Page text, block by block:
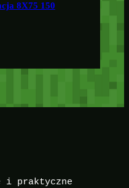
8X75 150
i praktyczne